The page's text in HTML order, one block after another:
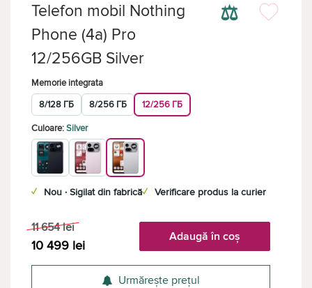
⚖
Telefon mobil Nothing
Phone (4a) Pro
12/256GB Silver
Memorie integrata
8/128 ГБ
8/256 ГБ 12/256 ГБ
Culoare:Silver
✓ Nou · Sigilat din fabrică✓ Verificare produs la curier
11 654 lei
10 499 lei
Adaugă în coș
Urmărește prețul